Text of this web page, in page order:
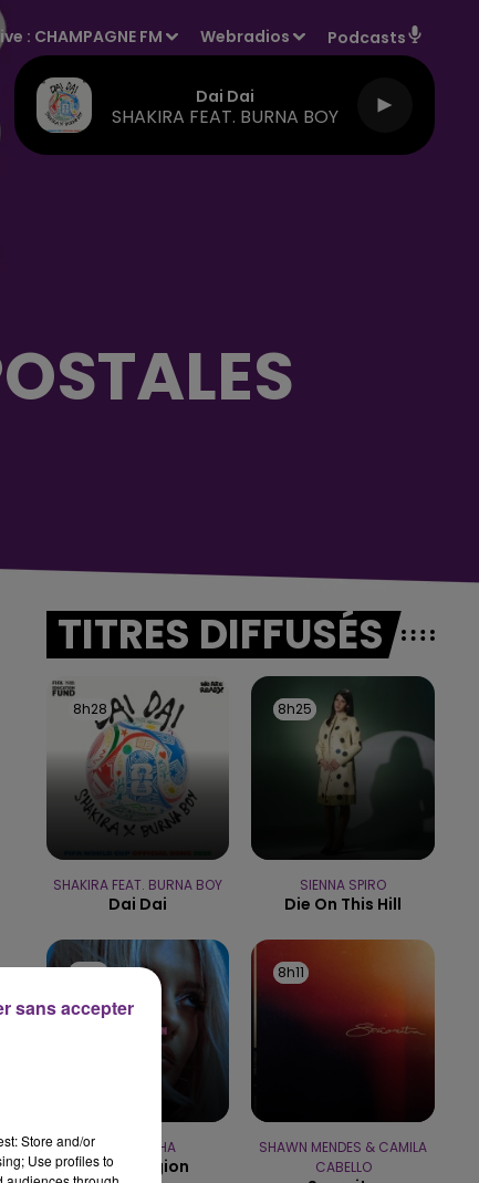
: CHAMPAGNE FM Webradios Podcasts
Dai Dai
SHAKIRA FEAT. BURNA BOY
15h00 - 19h00
LE CLUB CHAMPAGNE FM
TITRES DIFFUSÉS
8h28
8h28
SHAKIRA FEAT. BURNA BOY
Dai Dai
8h25
8h25
SIENNA SPIRO
Die On This Hill
8h14
8h14
BEBE REXHA
New Religion
8h11
8h11
SHAWN MENDES & CAMILA
CABELLO
Store and/or
Use profiles to
sans accepter